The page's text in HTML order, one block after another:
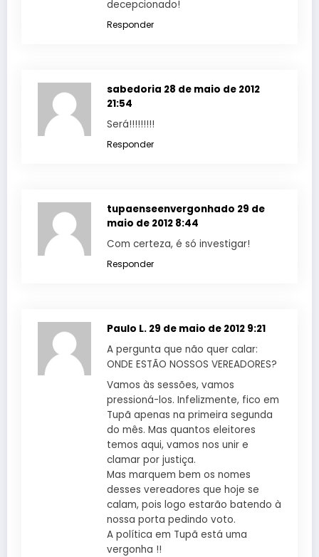
decepcionado!
Responder
sabedoria 28 de maio de 2012
21:54
Será!!!!!!!!!
Responder
tupaenseenvergonhado 29 de
maio de 2012 8:44
Com certeza, é só investigar!
Responder
Paulo L. 29 de maio de 2012 9:21
A pergunta que não quer calar:
ONDE ESTÃO NOSSOS VEREADORES?
Vamos às sessões, vamos
pressioná-los. Infelizmente, fico em
Tupã apenas na primeira segunda
do mês. Mas quantos eleitores
temos aqui, vamos nos unir e
clamar por justiça.
Mas marquem bem os nomes
desses vereadores que hoje se
calam, pois logo estarão batendo à
nossa porta pedindo voto.
A política em Tupã está uma
vergonha !!